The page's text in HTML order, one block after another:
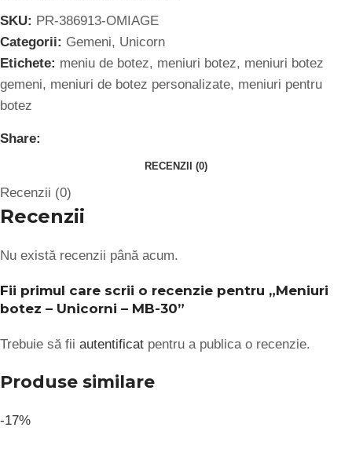
SKU: PR-386913-OMIAGE
Categorii: Gemeni, Unicorn
Etichete: meniu de botez, meniuri botez, meniuri botez
gemeni, meniuri de botez personalizate, meniuri pentru
botez
Share:
RECENZII (0)
Recenzii (0)
Recenzii
Nu există recenzii până acum.
Fii primul care scrii o recenzie pentru „Meniuri
botez – Unicorni – MB-30”
Trebuie să fii autentificat pentru a publica o recenzie.
Produse similare
-17%